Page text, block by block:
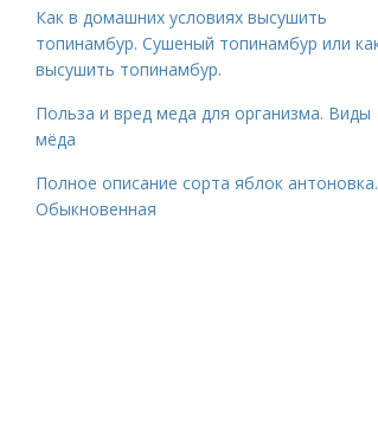
Как в домашних условиях высушить
топинамбур. Сушеный топинамбур или
высушить топинамбур.
Польза и вред меда для организма. Виды
мёда
Полное описание сорта яблок антоновка.
Обыкновенная